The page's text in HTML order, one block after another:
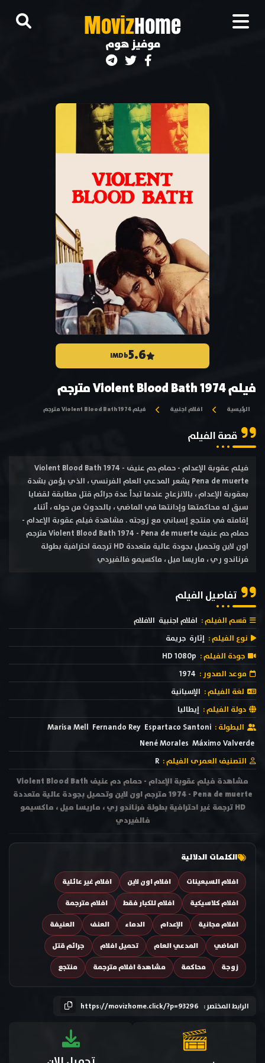
MovizHome
موفيز هوم
5.6
IMDb
فيلم Violent Blood Bath 1974 مترجم
الرئيسية افلام اجنبية فيلم Violent Blood Bath 1974 مترجم
قصة الفيلم
فيلم عقوبة الإعدام - حمام دم عنيف Violent Blood Bath 1974 -
Pena de muerte يشعر المدعي العام الفرنسي ، الذي يؤمن بشدة
بعقوبة الإعدام ، بالانزعاج عندما تبدأ عدة جرائم قتل مطابقة لقضايا
سبق له محاكمتها وإدانتها في الماضي ، بالحدوث من حوله ، أثناء
إقامته في منتجع إسباني مع زوجته . مشاهدة فيلم عقوبة الإعدام -
حمام دم عنيف Violent Blood Bath 1974 - Pena de muerte مترجم
اون لاين وتحميل بجودة عالية متعددة HD ترجمة احترافية بطولة
فرناندو ري ، ماريسا ميل ، ماكسيمو فالفيردي
تفاصيل الفيلم
قسم الفيلم : افلام اجنبية الافلام
نوع الفيلم : إثارة جريمة
جودة الفيلم : HD 1080p
موعد الصدور : 1974
لغة الفيلم : الإسبانية
دولة الفيلم : إيطاليا
البطولة : Espartaco Santoni
Fernando Rey
Marisa Mell
Máximo Valverde
Nené Morales
التصنيف العمرى الفيلم : R
مشاهدة فيلم عقوبة الإعدام - حمام دم عنيف Violent Blood Bath
1974 - Pena de muerte مترجم اون لاين وتحميل بجودة عالية متعددة
HD ترجمة غير احترافية بطولة فرناندو ري ، ماريسا ميل ، ماكسيمو
فالفيردي
الكلمات الدلالية
افلام السبعينات افلام اون لاين
افلام غير عائلية
افلام كلاسيكية
افلام للكبار فقط
افلام مترجمة
افلام مجانية
الإعدام الدماء العنف
العنيفة
الماضي
المدعي العام تحميل افلام
جرائم قتل
زوجة
محاكمة مشاهدة افلام مترجمة منتجع
الرابط المختصر : https://movizhome.click/?p=93296